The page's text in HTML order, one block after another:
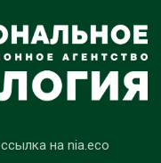
на nia.eco